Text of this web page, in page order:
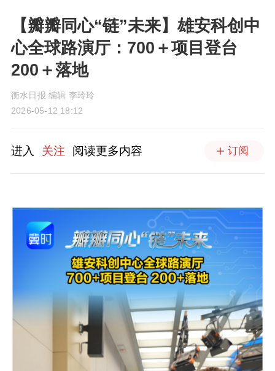
【瓣瓣同心“链”未来】雄安科创中
心全球路演厅：700＋项目登台
200＋落地
衡水日报 编辑 李玲玲
2026-05-12 18:12
进入 关注 阅读更多内容 订阅